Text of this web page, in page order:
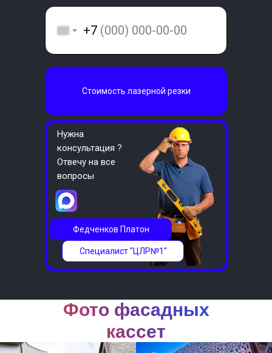
Нужна
консультация ?
Отвечу на все
вопросы
Специалист "ЦЛР№1"
Федченков Платон
+7
Стоимость лазерной резки
Фото фасадных
кассет